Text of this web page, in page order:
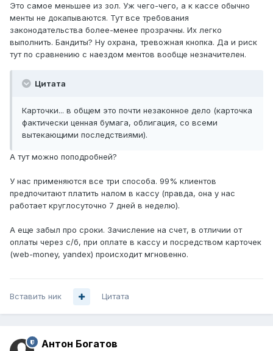
Это самое меньшее из зол. Уж чего-чего, а к кассе обычно
менты не докапываются. Тут все требования
законодательства более-менее прозрачны. Их легко
выполнить. Бандиты? Ну охрана, тревожная кнопка. Да и риск
тут по сравнению с наездом ментов вообще незначителен.
Цитата
Карточки... в общем это почти незаконное дело (карточка
фактически ценная бумага, облигация, со всеми
вытекающими последствиями).
А тут можно поподробней?
У нас применяются все три способа. 99% клиентов
предпочитают платить налом в кассу (правда, она у нас
работает круглосуточно 7 дней в неделю).
А еще забыл про сроки. Зачисление на счет, в отличии от
оплаты через с/б, при оплате в кассу и посредством карточек
(web-money, yandex) происходит мгновенно.
Вставить ник Цитата
Антон Богатов